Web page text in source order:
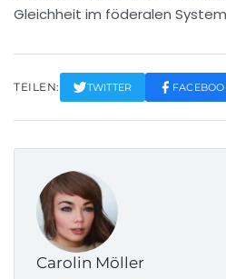
Gleichheit im föderalen
TEILEN: TWITTER
Carolin Möller